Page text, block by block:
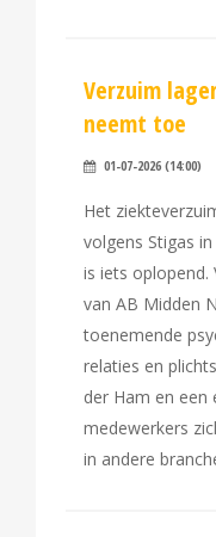
Verzuim
neemt toe
01-07-2026 (14:00)
Het
volgens Stigas
is iets oplopend.
van AB Midden
toenemende
relaties en
der Ham en
medewerkers
in andere